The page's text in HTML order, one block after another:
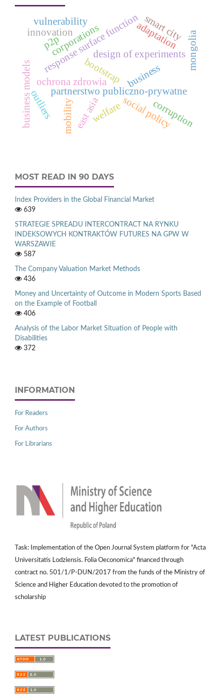
design of experiments
response surface function
bootstrap
partnerstwo publiczno-prywatne
ochrona zdrowia business
corporations
innovation
business models east asia social policy
welfare
mongolia
vulnerability adaptation
smart city
p2p
mobility corruption
outliers
MOST READ IN 90 DAYS
Index Providers in the Global Financial Market
639
STRATEGIE SPREADU INTERCONTRACT NA RYNKU
INDEKSOWYCH KONTRAKTÓW FUTURES NA GPW W
WARSZAWIE
587
The Company Valuation Market Methods
436
Money and Uncertainty of Outcome in Modern Sports Based
on the Example of Football
406
Analysis of the Labor Market Situation of People with
Disabilities
372
INFORMATION
For Readers
For Authors
For Librarians
Task: Implementation of the Open Journal System platform for "Acta
Universitatis Lodziensis. Folia Oeconomica" financed through
contract no. 501/1/P-DUN/2017 from the funds of the Ministry of
Science and Higher Education devoted to the promotion of
scholarship
LATEST PUBLICATIONS